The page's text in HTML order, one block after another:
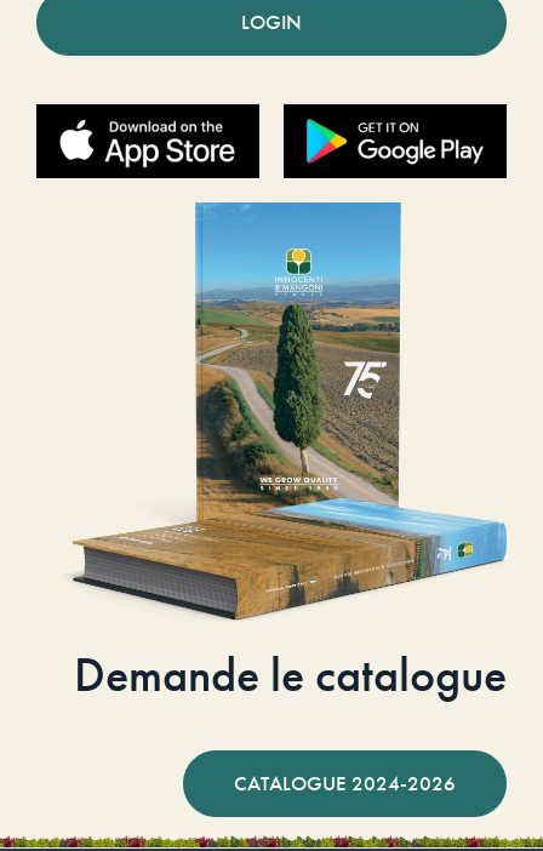
LOGIN
Demande le catalogue
CATALOGUE 2024-2026